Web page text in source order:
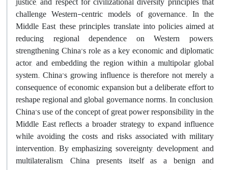
challenge Western-centric models of governance. In the
Middle East, these principles translate into policies aimed at
reducing regional dependence on Western powers,
strengthening China’s role as a key economic and diplomatic
actor, and embedding the region within a multipolar global
system. China’s growing influence is therefore not merely a
consequence of economic expansion but a deliberate effort to
reshape regional and global governance norms. In conclusion,
China’s use of the concept of great power responsibility in the
Middle East reflects a broader strategy to expand influence
while avoiding the costs and risks associated with military
intervention. By emphasizing sovereignty, development, and
multilateralism, China presents itself as a benign and